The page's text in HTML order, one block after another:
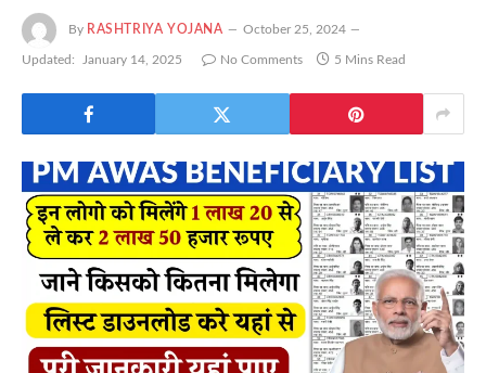
By RASHTRIYA YOJANA October 25, 2024
Updated: January 14, 2025 No Comments 5 Mins Read